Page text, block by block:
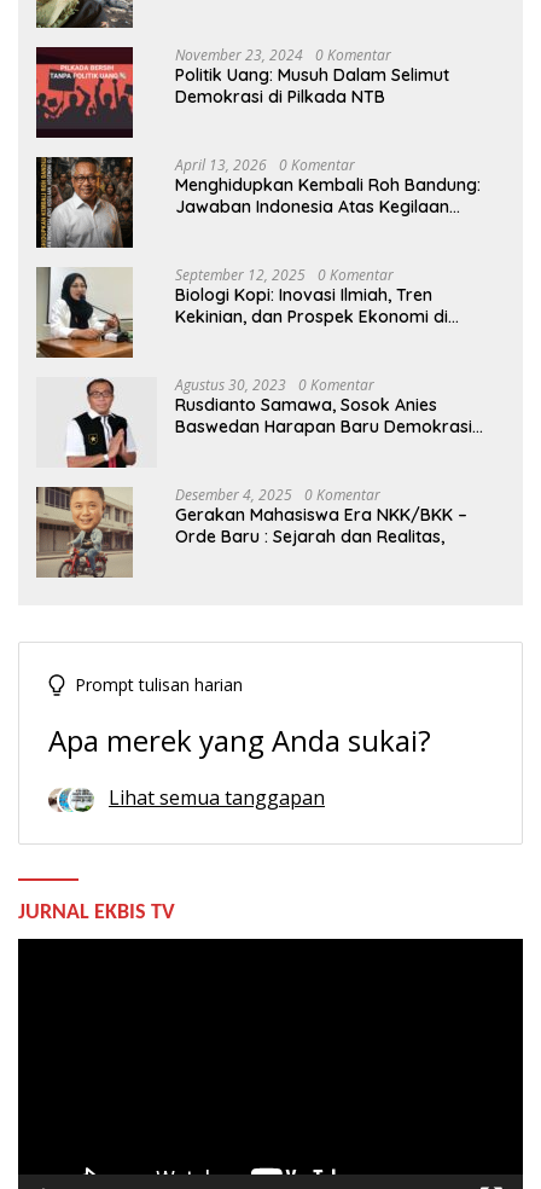
November 23, 2024 0 Komentar
Politik Uang: Musuh Dalam Selimut
Demokrasi di Pilkada NTB
April 13, 2026 0 Komentar
Menghidupkan Kembali Roh Bandung:
Jawaban Indonesia Atas Kegilaan
September 12, 2025 0 Komentar
Biologi Kopi: Inovasi Ilmiah, Tren
Kekinian, dan Prospek Ekonomi di
Agustus 30, 2023 0 Komentar
Rusdianto Samawa, Sosok Anies
Baswedan Harapan Baru Demokrasi
Desember 4, 2025 0 Komentar
Gerakan Mahasiswa Era NKK/BKK –
Orde Baru : Sejarah dan Realitas,
Prompt tulisan harian
Apa merek yang Anda sukai?
Lihat semua tanggapan
JURNAL EKBIS TV